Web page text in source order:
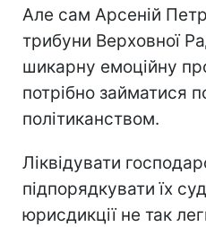
Але сам Арсеній
трибуни Верховної
шикарну емоційну
потрібно займатися
політиканством.
Ліквідувати
підпорядкувати їх
юрисдикції не так